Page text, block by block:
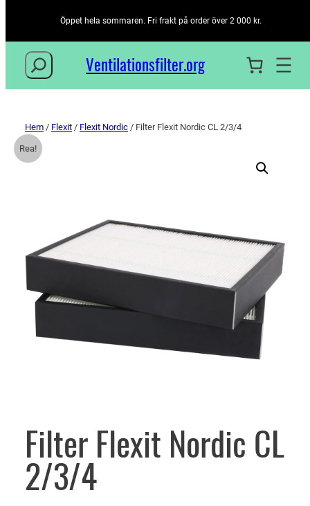
Öppet hela sommaren. Fri frakt på order över 2 000 kr.
Sök Ventilationsfilter­.org
Hem / Flexit / Flexit Nordic / Filter Flexit Nordic CL 2/3/4
Rea!
Filter Flexit Nordic CL
2/3/4